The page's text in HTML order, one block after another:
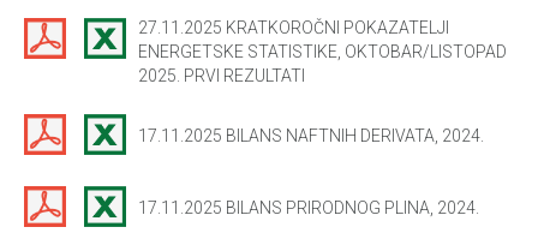
27.11.2025 KRATKOROČNI POKAZATELJI
ENERGETSKE STATISTIKE, OKTOBAR/LISTOPAD
2025. PRVI REZULTATI
17.11.2025 BILANS NAFTNIH DERIVATA, 2024.
17.11.2025 BILANS PRIRODNOG PLINA, 2024.